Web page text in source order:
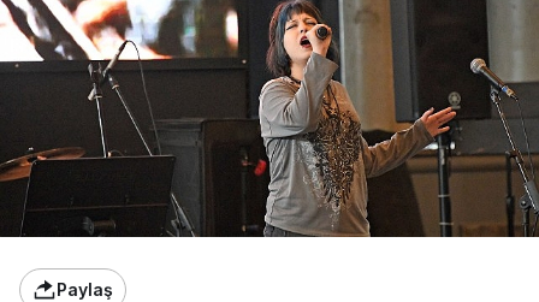
Paylaş